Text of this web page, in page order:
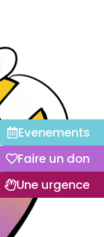
Evenements
Faire un don
Une urgence